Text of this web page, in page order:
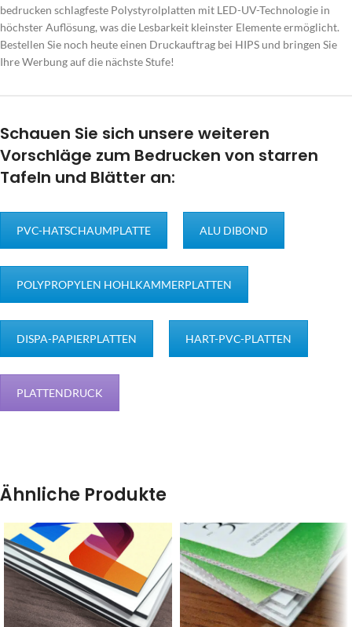
bedrucken schlagfeste Polystyrolplatten mit LED-UV-Technologie in
höchster Auflösung, was die Lesbarkeit kleinster Elemente ermöglicht.
Bestellen Sie noch heute einen Druckauftrag bei HIPS und bringen Sie
Ihre Werbung auf die nächste Stufe!
Schauen Sie sich unsere weiteren
Vorschläge zum Bedrucken von starren
Tafeln und Blätter an:
PVC-HATSCHAUMPLATTE ALU DIBOND
POLYPROPYLEN HOHLKAMMERPLATTEN
DISPA-PAPIERPLATTEN HART-PVC-PLATTEN
PLATTENDRUCK
Ähnliche Produkte